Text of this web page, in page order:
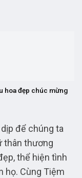
hoa đẹp chúc mừng
để chúng ta
thân thương
thể hiện tình
họ. Cùng Tiệm